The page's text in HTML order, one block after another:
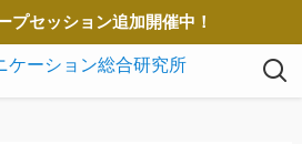
プセッション追加開催中！